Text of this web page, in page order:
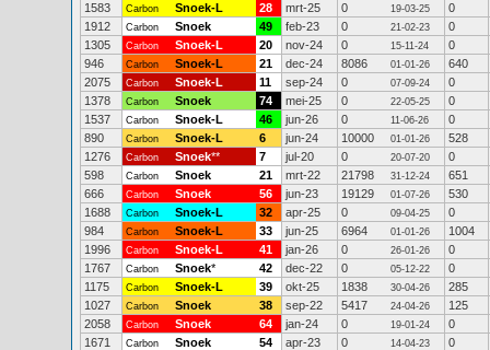
1583
Carbon Snoek-L 28 mrt-25 0 19-03-25
0
1912
Carbon Snoek 49 feb-23 0 21-02-23
0
1305
Carbon Snoek-L 20 nov-24 0 15-11-24
0
946
Carbon Snoek-L 21 dec-24 8086 01-01-26
640
2075
Carbon Snoek-L 11 sep-24 0 07-09-24
0
1378
Carbon Snoek 74 mei-25 0 22-05-25
0
1537
Carbon Snoek-L 46 jun-26 0 11-06-26
0
890
Carbon Snoek-L 6 jun-24 10000 01-01-26
528
1276
Carbon Snoek** 7 jul-20 0 20-07-20
0
598
Carbon Snoek 21 mrt-22 21798 31-12-24
651
666
Carbon Snoek 56 jun-23 19129 01-07-26
530
1688
Carbon Snoek-L 32 apr-25 0 09-04-25
0
984
Carbon Snoek-L 33 jun-25 6964 01-01-26
1004
1996
Carbon Snoek-L 41 jan-26 0 26-01-26
0
1767
Carbon Snoek* 42 dec-22 0 05-12-22
0
1175
Carbon Snoek-L 39 okt-25 1838 30-04-26
285
1027
Carbon Snoek 38 sep-22 5417 24-04-26
125
2058
Carbon Snoek 64 jan-24 0 19-01-24
0
1671
Carbon Snoek 54 apr-23 0 14-04-23
0